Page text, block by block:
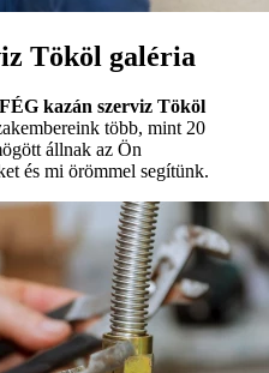
Tököl galéria
FÉG kazán szerviz Tököl
több, mint 20
állnak az Ön
és mi örömmel segítünk.